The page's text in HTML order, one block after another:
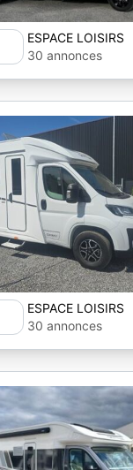
ESPACE LOISIRS
30 annonces
ESPACE LOISIRS
30 annonces